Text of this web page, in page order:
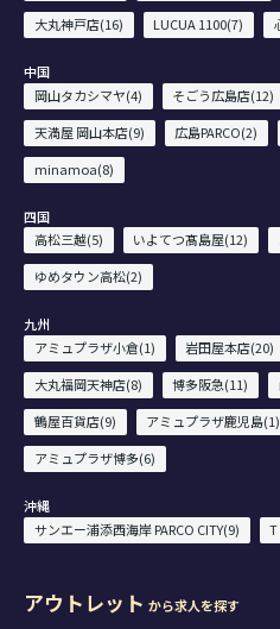
大丸神戸店(16)
LUCUA 1100(7)
中国
岡山タカシマヤ(4)
そごう広島店(12)
天満屋 岡山本店(9)
広島PARCO(2)
minamoa(8)
四国
高松三越(5)
いよてつ髙島屋(12)
ゆめタウン高松(2)
九州
アミュプラザ小倉(1)
岩田屋本店(20)
大丸福岡天神店(8)
博多阪急(11)
鶴屋百貨店(9)
アミュプラザ鹿児島(1)
アミュプラザ博多(6)
沖縄
サンエー浦添西海岸 PARCO CITY(9)
アウトレット から求人を探す